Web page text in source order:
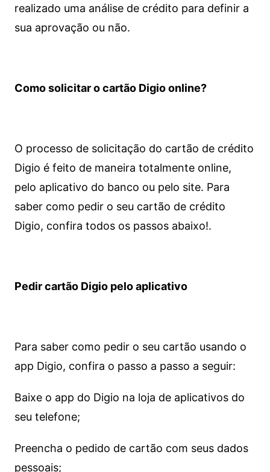
realizado uma análise de crédito para definir a
sua aprovação ou não.
Como solicitar o cartão Digio online?
O processo de solicitação do cartão de crédito
Digio é feito de maneira totalmente online,
pelo aplicativo do banco ou pelo site. Para
saber como pedir o seu cartão de crédito
Digio, confira todos os passos abaixo!.
Pedir cartão Digio pelo aplicativo
Para saber como pedir o seu cartão usando o
app Digio, confira o passo a passo a seguir:
Baixe o app do Digio na loja de aplicativos do
seu telefone;
Preencha o pedido de cartão com seus dados
pessoais;